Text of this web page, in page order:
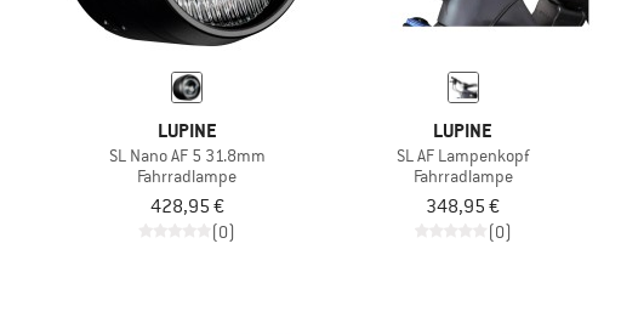
LUPINE
SL Nano AF 5 31.8mm
Fahrradlampe
428,95 €
(0)
LUPINE
SL AF Lampenkopf
Fahrradlampe
348,95 €
(0)